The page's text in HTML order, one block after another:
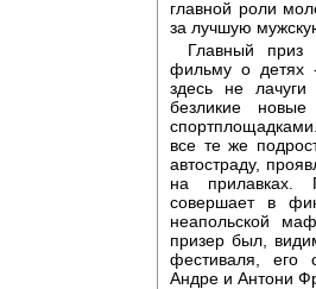
главной роли
за лучшую
Главный приз
фильму о детях
здесь не
безликие
все те же
автостраду,
на прилавках.
совершает в
неапольской
призер был,
фестиваля, его
Андре и Антони